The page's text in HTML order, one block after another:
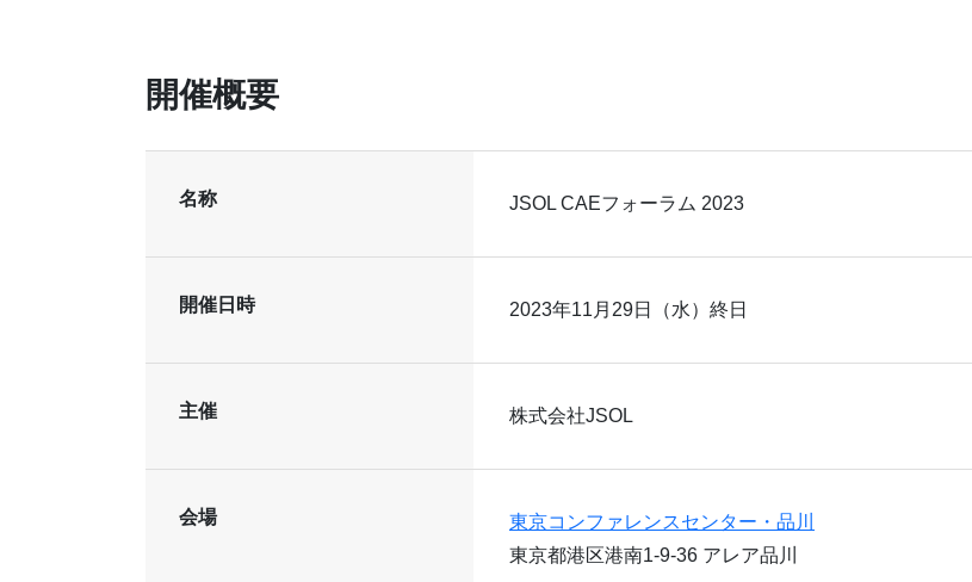
開催概要
名称 JSOL CAEフォーラム 2023
開催日時 2023年11月29日（水）終日
主催 株式会社JSOL
会場
東京コンファレンスセンター・品川
東京都港区港南1-9-36 アレア品川